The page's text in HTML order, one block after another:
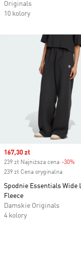
Originals
10 kolory
Sale price
167,30 zł
239 zł Najniższa cena -30%
239 zł Cena oryginalna
Spodnie Essentials Wide
Fleece
Damskie Originals
4 kolory